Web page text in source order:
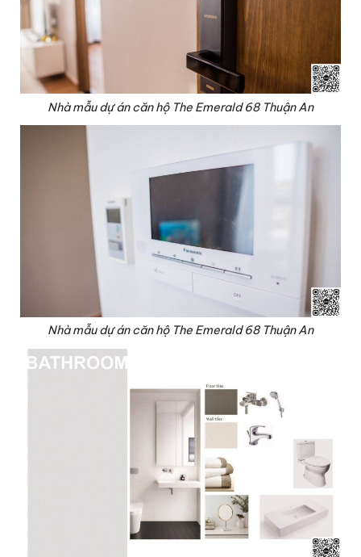
Nhà mẫu dự án căn hộ The Emerald 68 Thuận An
Nhà mẫu dự án căn hộ The Emerald 68 Thuận An